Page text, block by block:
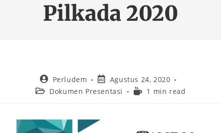
Pilkada 2020
Perludem
Agustus 24, 2020
Dokumen Presentasi
1 min read